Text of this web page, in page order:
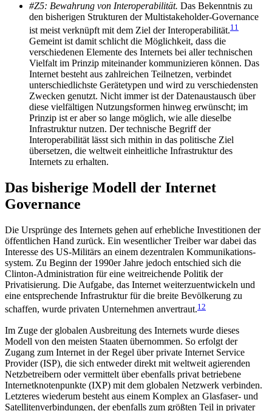
#Z5: Bewahrung von Interoperabilität. Das Bekenntnis zu
den bisherigen Strukturen der Multistake­holder-Governance
ist meist verknüpft mit dem Ziel der Interoperabilität.11
Gemeint ist damit schlicht die Möglichkeit, dass die
verschiedenen Elemente des Internets bei aller technischen
Vielfalt im Prinzip miteinander kommunizieren können. Das
Internet besteht aus zahlreichen Teilnetzen, verbindet
unterschiedlichste Geräte­typen und wird zu verschiedensten
Zwecken ge­nutzt. Nicht immer ist der Datenaustausch über
diese vielfältigen Nutzungsformen hinweg erwünscht; im
Prinzip ist er aber so lange möglich, wie alle dieselbe
Infrastruktur nutzen. Der technische Begriff der
Interoperabilität lässt sich mithin in das politische Ziel
übersetzen, die weltweit ein­heitliche Infrastruktur des
Internets zu erhalten.
Das bisherige Modell der Internet
Governance
Die Ursprünge des Internets gehen auf erhebliche Investitionen der
öffentlichen Hand zurück. Ein wesentlicher Treiber war dabei das
Interesse des US-Militärs an einem dezentralen Kommunikations­
system. Zu Beginn der 1990er Jahre jedoch entschied sich die
Clinton-Administration für eine weitreichende Politik der
Privatisierung. Die Aufgabe, das Inter­net weiterzuentwickeln und
eine entsprechende Infrastruktur für die breite Bevölkerung zu
schaffen, wurde privaten Unternehmen anvertraut.12
Im Zuge der globalen Ausbreitung des Internets wurde dieses
Modell von den meisten Staaten über­nommen. So erfolgt der
Zugang zum Internet in der Regel über private Internet Service
Provider (ISP), die sich entweder direkt mit weltweit agierenden
Netz­betreibern oder vermittelt über ebenfalls privat be­triebene
Internetknotenpunkte (IXP) mit dem globa­len Netzwerk verbinden.
Letzteres wiederum besteht aus einem Komplex an Glasfaser- und
Satelli­ten­verbindungen, der ebenfalls zum größten Teil in privater